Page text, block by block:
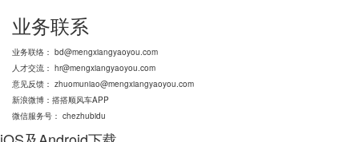
业务联系
业务联络： bd@mengxiangyaoyou.com
人才交流： hr@mengxiangyaoyou.com
意见反馈： zhuomuniao@mengxiangyaoyou.com
新浪微博：搭搭顺风车APP
微信服务号： chezhubidu